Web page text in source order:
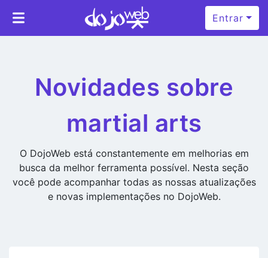
Entrar
Novidades sobre
martial arts
O DojoWeb está constantemente em melhorias em
busca da melhor ferramenta possível. Nesta seção
você pode acompanhar todas as nossas atualizações
e novas implementações no DojoWeb.